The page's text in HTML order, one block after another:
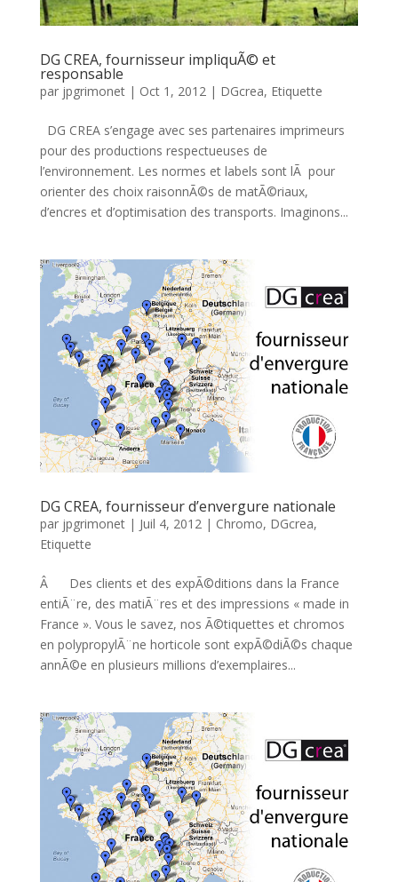
DG CREA, fournisseur impliquÃ© et
responsable
par jpgrimonet| Oct 1, 2012 | DGcrea, Etiquette
DG CREA s’engage avec ses partenaires imprimeurs
pour des productions respectueuses de
l’environnement. Les normes et labels sont lÃ pour
orienter des choix raisonnÃ©s de matÃ©riaux,
d’encres et d’optimisation des transports. Imaginons...
DG CREA, fournisseur d’envergure nationale
par jpgrimonet| Juil 4, 2012| Chromo, DGcrea,
Etiquette
Â Des clients et des expÃ©ditions dans la France
entiÃ¨re, des matiÃ¨res et des impressions « made in
France ». Vous le savez, nos Ã©tiquettes et chromos
en polypropylÃ¨ne horticole sont expÃ©diÃ©s chaque
annÃ©e en plusieurs millions d’exemplaires...